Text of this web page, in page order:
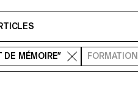
DE MÉMOIRE” FORMATION